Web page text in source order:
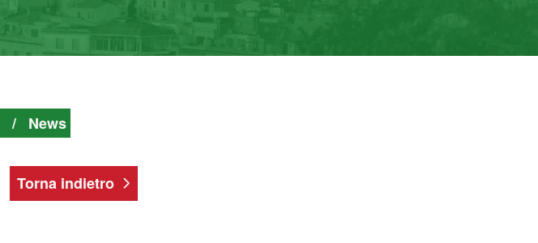
/ News
Torna indietro